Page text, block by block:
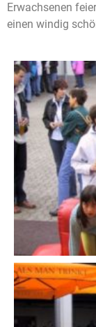
Erwachsenen
einen windig